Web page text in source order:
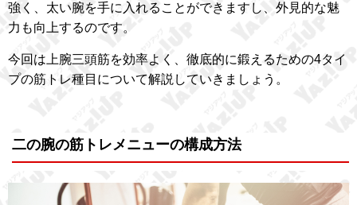
強く、太い腕を手に入れることができますし、外見的な魅
力も向上するのです。
今回は上腕三頭筋を効率よく、徹底的に鍛えるための4タイ
プの筋トレ種目について解説していきましょう。
二の腕の筋トレメニューの構成方法